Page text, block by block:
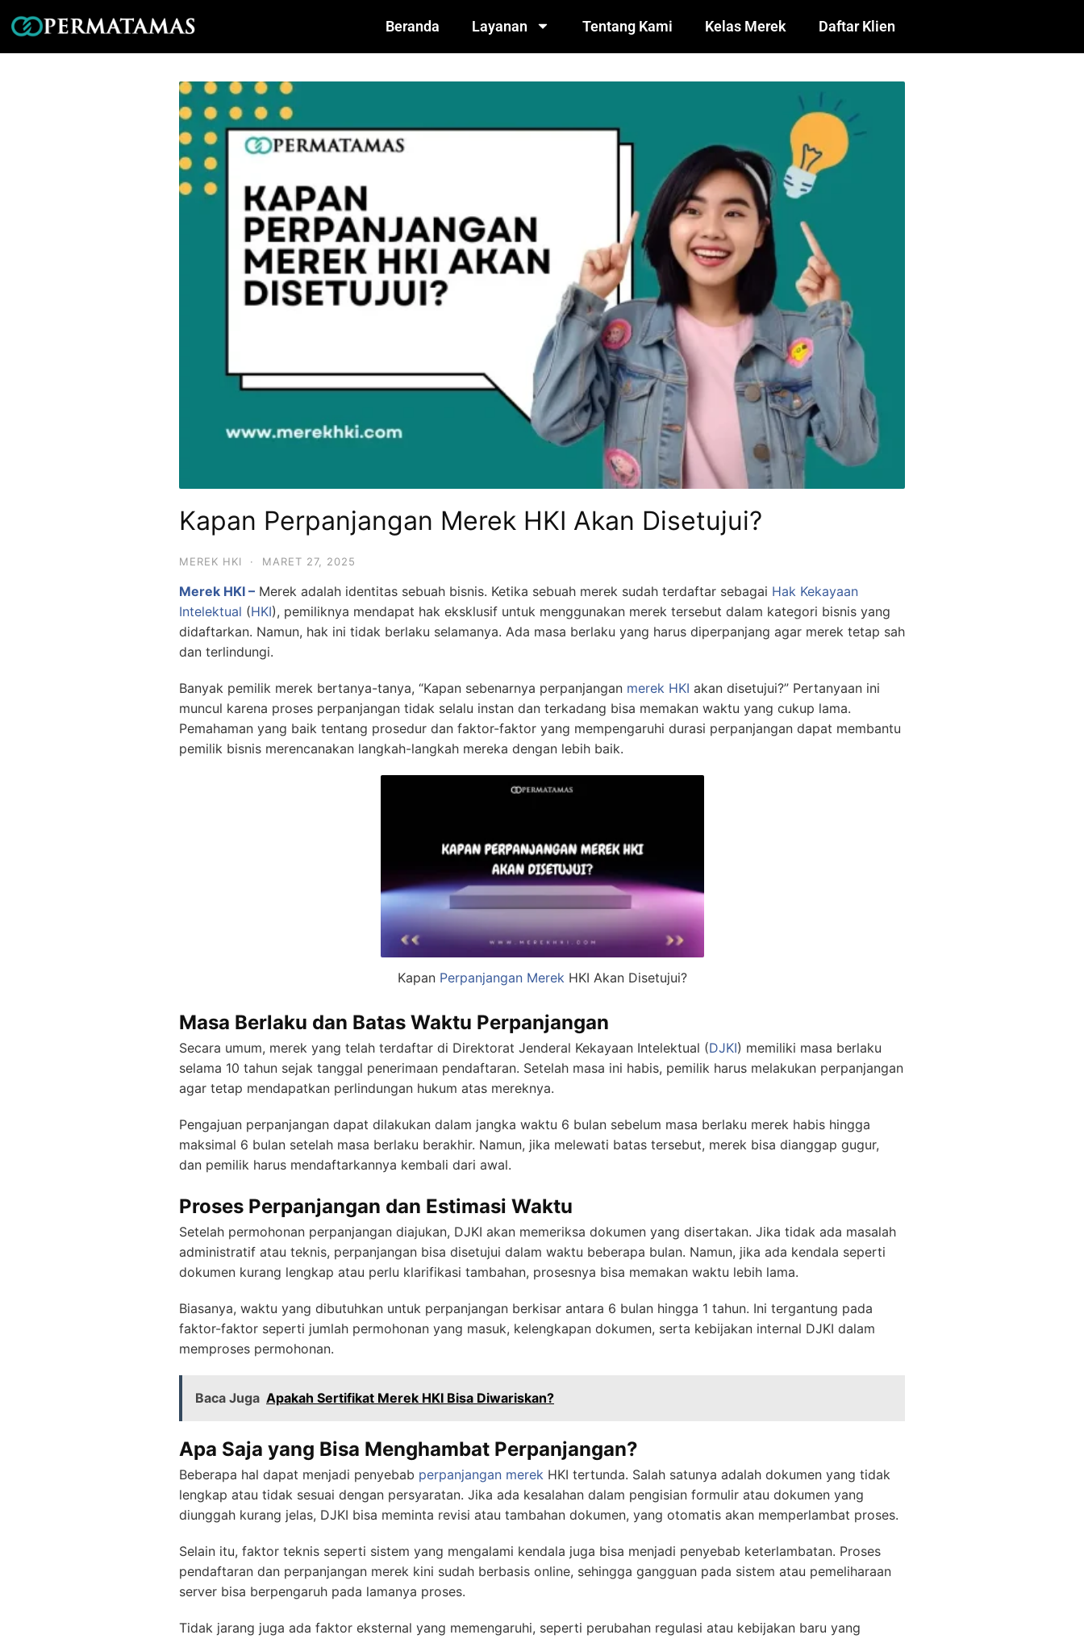
Beranda Layanan Tentang Kami Kelas Merek Daftar Klien
Kapan Perpanjangan Merek HKI Akan Disetujui?
MEREK HKI · MARET 27, 2025
Merek HKI – Merek adalah identitas sebuah bisnis. Ketika sebuah merek sudah terdaftar sebagai Hak Kekayaan
Intelektual (HKI), pemiliknya mendapat hak eksklusif untuk menggunakan merek tersebut dalam kategori bisnis yang
didaftarkan. Namun, hak ini tidak berlaku selamanya. Ada masa berlaku yang harus diperpanjang agar merek tetap sah
dan terlindungi.
Banyak pemilik merek bertanya-tanya, “Kapan sebenarnya perpanjangan merek HKI akan disetujui?” Pertanyaan ini
muncul karena proses perpanjangan tidak selalu instan dan terkadang bisa memakan waktu yang cukup lama.
Pemahaman yang baik tentang prosedur dan faktor-faktor yang mempengaruhi durasi perpanjangan dapat membantu
pemilik bisnis merencanakan langkah-langkah mereka dengan lebih baik.
Kapan Perpanjangan MerekHKI Akan Disetujui?
Masa Berlaku dan Batas Waktu Perpanjangan
Secara umum, merek yang telah terdaftar di Direktorat Jenderal Kekayaan Intelektual (DJKI) memiliki masa berlaku
selama 10 tahun sejak tanggal penerimaan pendaftaran. Setelah masa ini habis, pemilik harus melakukan perpanjangan
agar tetap mendapatkan perlindungan hukum atas mereknya.
Pengajuan perpanjangan dapat dilakukan dalam jangka waktu 6 bulan sebelum masa berlaku merek habis hingga
maksimal 6 bulan setelah masa berlaku berakhir. Namun, jika melewati batas tersebut, merek bisa dianggap gugur,
dan pemilik harus mendaftarkannya kembali dari awal.
Proses Perpanjangan dan Estimasi Waktu
Setelah permohonan perpanjangan diajukan, DJKI akan memeriksa dokumen yang disertakan. Jika tidak ada masalah
administratif atau teknis, perpanjangan bisa disetujui dalam waktu beberapa bulan. Namun, jika ada kendala seperti
dokumen kurang lengkap atau perlu klarifikasi tambahan, prosesnya bisa memakan waktu lebih lama.
Biasanya, waktu yang dibutuhkan untuk perpanjangan berkisar antara 6 bulan hingga 1 tahun. Ini tergantung pada
faktor-faktor seperti jumlah permohonan yang masuk, kelengkapan dokumen, serta kebijakan internal DJKI dalam
memproses permohonan.
Baca Juga Apakah Sertifikat Merek HKI Bisa Diwariskan?
Apa Saja yang Bisa Menghambat Perpanjangan?
Beberapa hal dapat menjadi penyebab perpanjangan merek HKI tertunda. Salah satunya adalah dokumen yang tidak
lengkap atau tidak sesuai dengan persyaratan. Jika ada kesalahan dalam pengisian formulir atau dokumen yang
diunggah kurang jelas, DJKI bisa meminta revisi atau tambahan dokumen, yang otomatis akan memperlambat proses.
Selain itu, faktor teknis seperti sistem yang mengalami kendala juga bisa menjadi penyebab keterlambatan. Proses
pendaftaran dan perpanjangan merek kini sudah berbasis online, sehingga gangguan pada sistem atau pemeliharaan
server bisa berpengaruh pada lamanya proses.
Tidak jarang juga ada faktor eksternal yang memengaruhi, seperti perubahan regulasi atau kebijakan baru yang